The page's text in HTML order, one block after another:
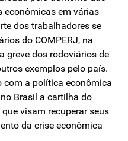
econômicas em várias
dos trabalhadores se
do COMPERJ, na
greve dos rodoviários de
exemplos pelo país.
com a política econômica
Brasil a cartilha do
visam recuperar seus
da crise econômica